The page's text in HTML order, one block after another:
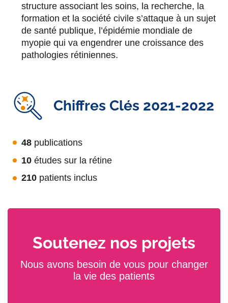
structure associant les soins, la recherche, la
formation et la société civile s’attaque à un sujet
de santé publique, l’épidémie mondiale de
myopie qui va engendrer une croissance des
pathologies rétiniennes.
Chiffres Clés 2021-2022
48 publications
10 études sur la rétine
210 patients inclus
Soutenez nos projets
Nous avons besoin de vous pour changer
la vie des patients